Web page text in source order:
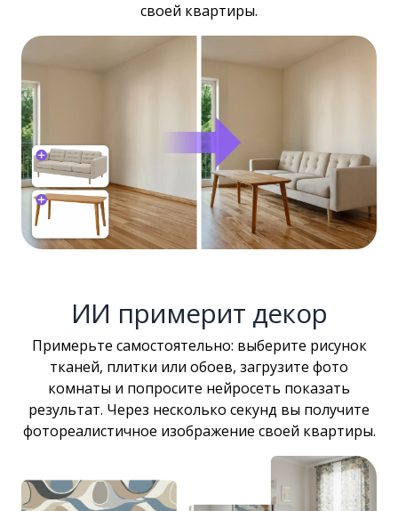
своей квартиры.
ИИ примерит декор
Примерьте самостоятельно: выберите рисунок
тканей, плитки или обоев, загрузите фото
комнаты и попросите нейросеть показать
результат. Через несколько секунд вы получите
фотореалистичное изображение своей квартиры.